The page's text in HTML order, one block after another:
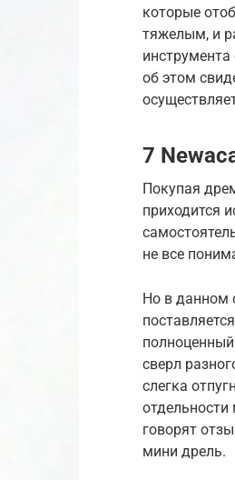
которые
тяжелым, и
об этом
7
Покупая
приходится
не все
Но в данном
сверл
слегка
говорят
мини дрель.